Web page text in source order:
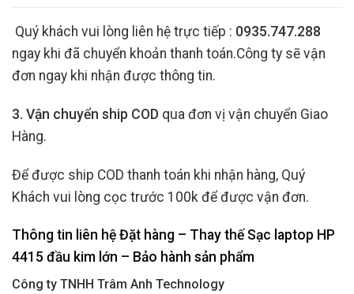
Quý khách vui lòng liên hệ trực tiếp : 0935.747.288
ngay khi đã chuyển khoản thanh toán.Công ty sẽ vận
đơn ngay khi nhận được thông tin.
3. Vận chuyển ship COD qua đơn vị vận chuyển Giao
Hàng.
Để được ship COD thanh toán khi nhận hàng, Quý
Khách vui lòng cọc trước 100k để được vận đơn.
Thông tin liên hệ Đặt hàng – Thay thế Sạc laptop HP
4415 đầu kim lớn – Bảo hành sản phẩm
Công ty TNHH Trâm Anh Technology